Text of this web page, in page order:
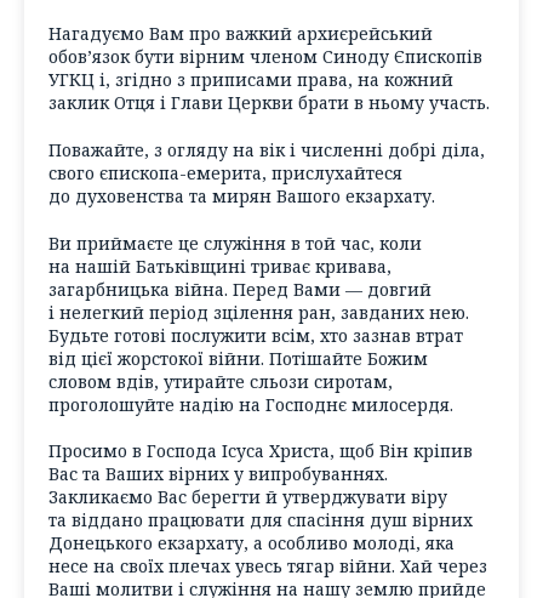
Нагадуємо Вам про важкий архиєрейський
обов’язок бути вірним членом Синоду Єпископів
УГКЦ і, згідно з приписами права, на кожний
заклик Отця і Глави Церкви брати в ньому участь.
Поважайте, з огляду на вік і численні добрі діла,
свого єпископа-емерита, прислухайтеся
до духовенства та мирян Вашого екзархату.
Ви приймаєте це служіння в той час, коли
на нашій Батьківщині триває кривава,
загарбницька війна. Перед Вами — довгий
і нелегкий період зцілення ран, завданих нею.
Будьте готові послужити всім, хто зазнав втрат
від цієї жорстокої війни. Потішайте Божим
словом вдів, утирайте сльози сиротам,
проголошуйте надію на Господнє милосердя.
Просимо в Господа Ісуса Христа, щоб Він кріпив
Вас та Ваших вірних у випробуваннях.
Закликаємо Вас берегти й утверджувати віру
та віддано працювати для спасіння душ вірних
Донецького екзархату, а особливо молоді, яка
несе на своїх плечах увесь тягар війни. Хай через
Ваші молитви і служіння на нашу землю прийде